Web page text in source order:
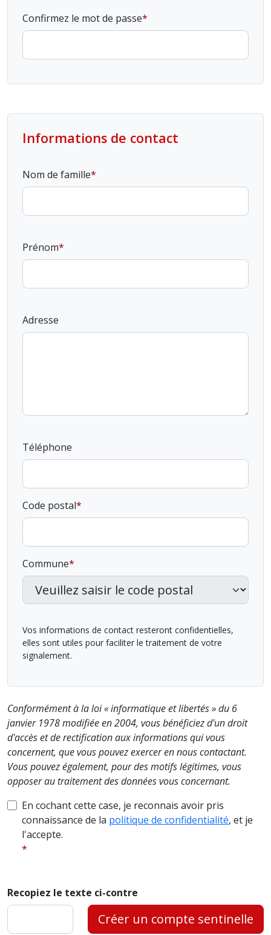
Confirmez le mot de passe
Informations de contact
Nom de famille
Prénom
Adresse
Téléphone
Code postal
Commune
Vos informations de contact resteront confidentielles,
elles sont utiles pour faciliter le traitement de votre
signalement.
Conformément à la loi « informatique et libertés » du 6
janvier 1978 modifiée en 2004, vous bénéficiez d'un droit
d'accès et de rectification aux informations qui vous
concernent, que vous pouvez exercer en nous contactant.
Vous pouvez également, pour des motifs légitimes, vous
opposer au traitement des données vous concernant.
En cochant cette case, je reconnais avoir pris
connaissance de la politique de confidentialité, et je
l'accepte.
Recopiez le texte ci-contre
Créer un compte sentinelle